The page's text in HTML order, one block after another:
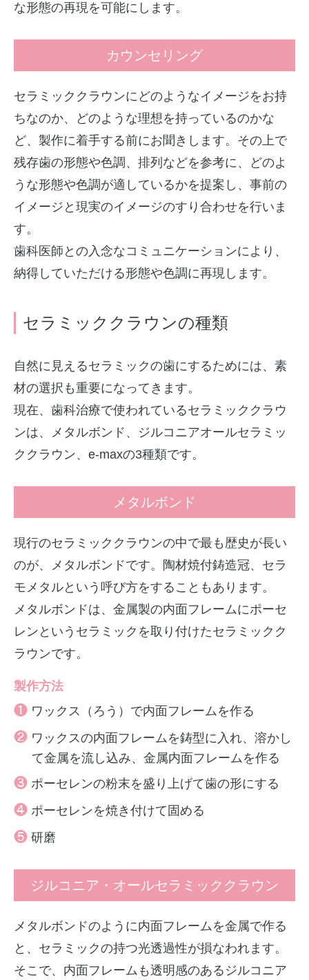
な形態の再現を可能にします。
カウンセリング
セラミッククラウンにどのようなイメージをお持
ちなのか、どのような理想を持っているのかな
ど、製作に着手する前にお聞きします。その上で
残存歯の形態や色調、排列などを参考に、どのよ
うな形態や色調が適しているかを提案し、事前の
イメージと現実のイメージのすり合わせを行いま
す。
歯科医師との入念なコミュニケーションにより、
納得していただける形態や色調に再現します。
セラミッククラウンの種類
自然に見えるセラミックの歯にするためには、素
材の選択も重要になってきます。
現在、歯科治療で使われているセラミッククラウ
ンは、メタルボンド、ジルコニアオールセラミッ
ククラウン、e-maxの3種類です。
メタルボンド
現行のセラミッククラウンの中で最も歴史が長い
のが、メタルボンドです。陶材焼付鋳造冠、セラ
モメタルという呼び方をすることもあります。
メタルボンドは、金属製の内面フレームにポーセ
レンというセラミックを取り付けたセラミックク
ラウンです。
製作方法
❶ ワックス（ろう）で内面フレームを作る
❷ ワックスの内面フレームを鋳型に入れ、溶かし
て金属を流し込み、金属内面フレームを作る
❸ ポーセレンの粉末を盛り上げて歯の形にする
❹ ポーセレンを焼き付けて固める
❺ 研磨
ジルコニア・オールセラミッククラウン
メタルボンドのように内面フレームを金属で作る
と、セラミックの持つ光透過性が損なわれます。
そこで、内面フレームも透明感のあるジルコニア